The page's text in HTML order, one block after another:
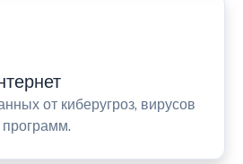
от киберугроз, вирусов